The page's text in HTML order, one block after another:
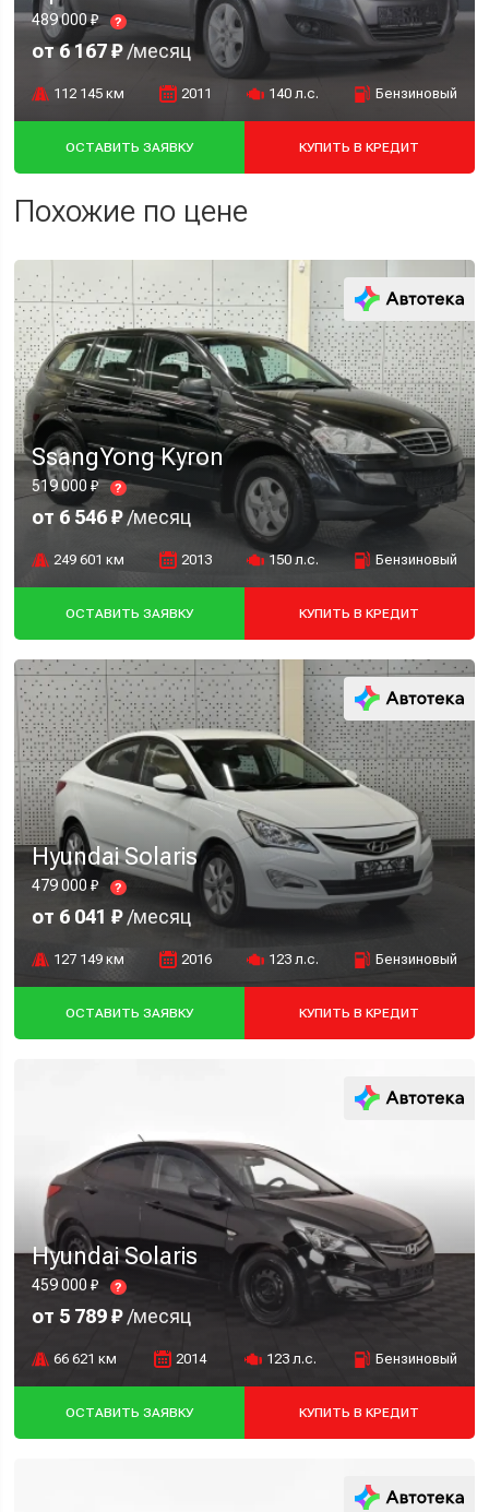
489 000 ₽ ?
от 6 167 ₽/месяц
112 145 км 2011 140 л.с. Бензиновый
ОСТАВИТЬ ЗАЯВКУ КУПИТЬ В КРЕДИТ
Похожие по цене
SsangYong Kyron
519 000 ₽ ?
от 6 546 ₽/месяц
249 601 км 2013 150 л.с. Бензиновый
ОСТАВИТЬ ЗАЯВКУ КУПИТЬ В КРЕДИТ
Hyundai Solaris
479 000 ₽ ?
от 6 041 ₽/месяц
127 149 км 2016 123 л.с. Бензиновый
ОСТАВИТЬ ЗАЯВКУ КУПИТЬ В КРЕДИТ
Hyundai Solaris
459 000 ₽ ?
от 5 789 ₽/месяц
66 621 км 2014 123 л.с. Бензиновый
ОСТАВИТЬ ЗАЯВКУ КУПИТЬ В КРЕДИТ